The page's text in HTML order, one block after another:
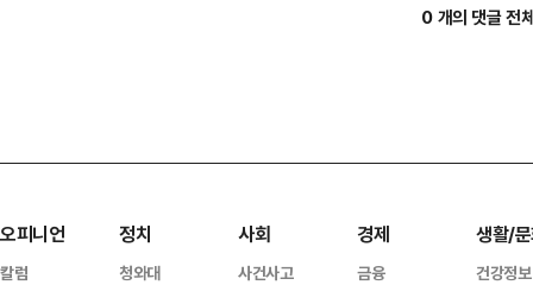
0 개의 댓글 전
오피니언
칼럼
정치
청와대
사회
사건사고
경제
금융
생활/
건강정보